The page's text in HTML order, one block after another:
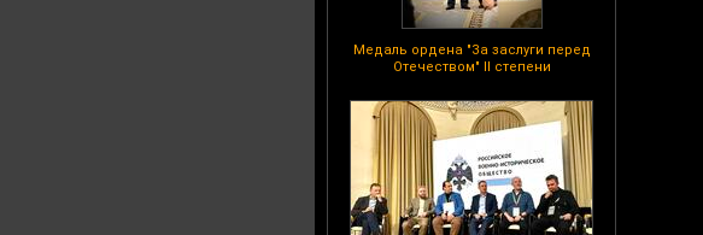
Медаль ордена "За заслуги перед
Отечеством" II степени